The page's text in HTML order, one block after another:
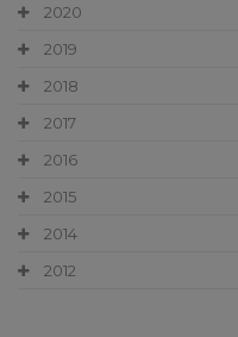
2020
2019
2018
2017
2016
2015
2014
2012